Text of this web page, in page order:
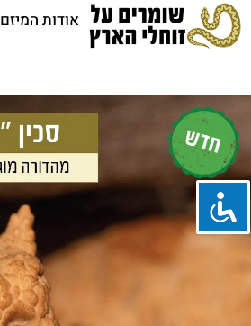
דילוג
לתוכן
אודות המיזם